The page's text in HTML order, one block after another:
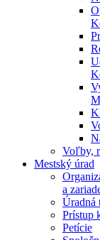
Voľby,
Mestský úrad
a
Úradná
Prístup
Petície